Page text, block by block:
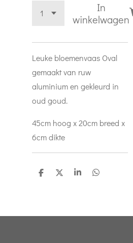
In
winkelwagen
Leuke bloemenvaas Oval
gemaakt van ruw
aluminium en gekleurd in
oud goud.
45cm hoog x 20cm breed x
6cm dikte
D
D
S
D